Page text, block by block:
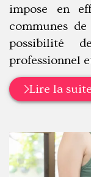
impose en
communes
possibilité
professionnel
Lire la suite